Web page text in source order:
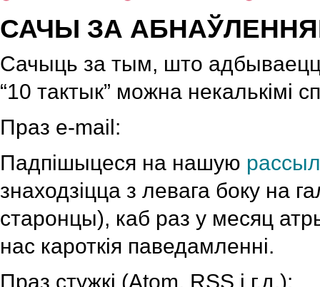
САЧЫ ЗА
Сачыць за тым, што
“10 тактык” можна некалькімі
Праз e-mail:
Падпішыцеся на нашую
знаходзіцца з левага боку на
старонцы), каб раз у месяц
нас кароткія паведамленні.
Праз стужкі (Atom, RSS і г.д.):